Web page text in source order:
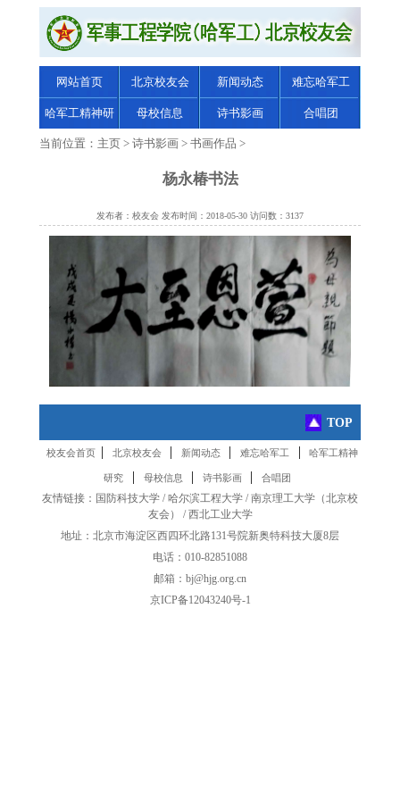
网站首页 北京校友会 新闻动态 难忘哈军工
哈军工精神研
究
母校信息 诗书影画 合唱团
当前位置： 主页 > 诗书影画 > 书画作品 >
杨永椿书法
发布者：校友会 发布时间：2018-05-30 访问数：3137
TOP
校友会首页 | 北京校友会 | 新闻动态 | 难忘哈军工 | 哈军工精神
研究 | 母校信息 | 诗书影画 | 合唱团
友情链接： 国防科技大学 /哈尔滨工程大学 /南京理工大学 （北京校
友会） /西北工业大学
地址：北京市海淀区西四环北路131号院新奥特科技大厦8层
电话：010-82851088
邮箱：bj@hjg.org.cn
京ICP备12043240号-1